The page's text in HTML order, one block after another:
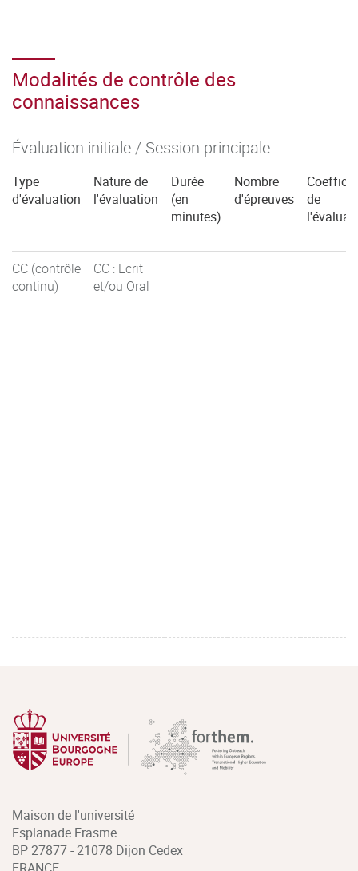
Modalités de contrôle des
connaissances
Évaluation initiale / Session principale
Type
d'évaluation
Nature de
l'évaluation
Durée
(en
minutes)
Nombre
d'épreuves
de
CC (contrôle
continu)
CC : Ecrit
et/ou Oral
Maison de l'université
Esplanade Erasme
BP 27877 - 21078 Dijon Cedex